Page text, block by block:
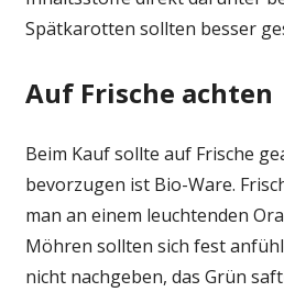
Spätkarotten sollten besser
Auf Frische achten
Beim Kauf sollte auf Frische
bevorzugen ist Bio-Ware.
man an einem leuchtenden
Möhren sollten sich fest
nicht nachgeben, das Grün